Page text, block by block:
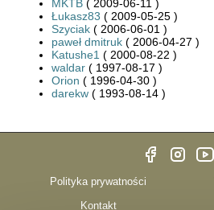
MKTB ( 2009-06-11 )
Łukasz83 ( 2009-05-25 )
Szyciak ( 2006-06-01 )
paweł dmitruk ( 2006-04-27 )
Katushe1 ( 2000-08-22 )
waldar ( 1997-08-17 )
Orion ( 1996-04-30 )
darekw ( 1993-08-14 )
Polityka prywatności
Kontakt